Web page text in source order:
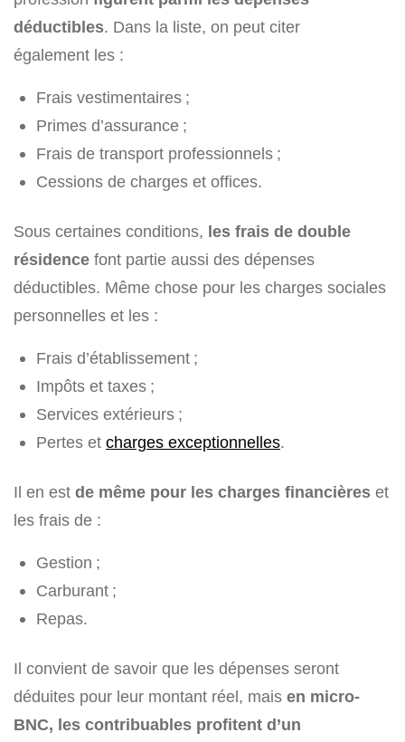
déductibles. Dans la liste, on peut citer
également les :
Frais vestimentaires ;
Primes d’assurance ;
Frais de transport professionnels ;
Cessions de charges et offices.
Sous certaines conditions, les frais de double
résidence font partie aussi des dépenses
déductibles. Même chose pour les charges sociales
personnelles et les :
Frais d’établissement ;
Impôts et taxes ;
Services extérieurs ;
Pertes et charges exceptionnelles.
Il en est de même pour les charges financières et
les frais de :
Gestion ;
Carburant ;
Repas.
Il convient de savoir que les dépenses seront
déduites pour leur montant réel, mais en micro-
BNC, les contribuables profitent d’un